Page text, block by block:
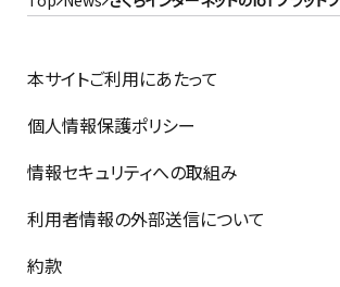
本サイトご利用にあたって
個人情報保護ポリシー
情報セキュリティへの取組み
利用者情報の外部送信について
約款